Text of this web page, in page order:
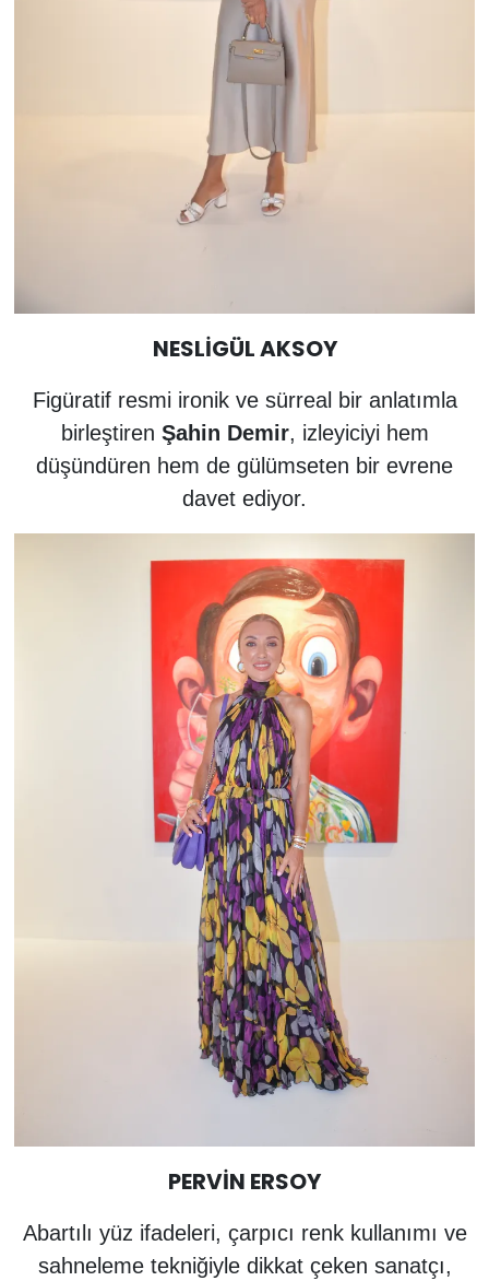
NESLİGÜL AKSOY
Figüratif resmi ironik ve sürreal bir anlatımla
birleştiren Şahin Demir, izleyiciyi hem
düşündüren hem de gülümseten bir evrene
davet ediyor.
PERVİN ERSOY
Abartılı yüz ifadeleri, çarpıcı renk kullanımı ve
sahneleme tekniğiyle dikkat çeken sanatçı,